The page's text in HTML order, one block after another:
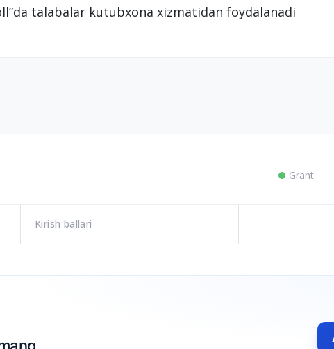
talabalar kutubxona xizmatidan foydalanadi
Grant
Kirish ballari